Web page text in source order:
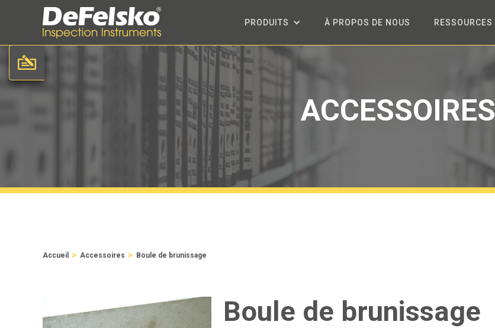
PRODUITS À PROPOS DE NOUS RESSOURCES
ACCESSOIRES
Accueil > Accessoires > Boule de brunissage
Boule de brunissage